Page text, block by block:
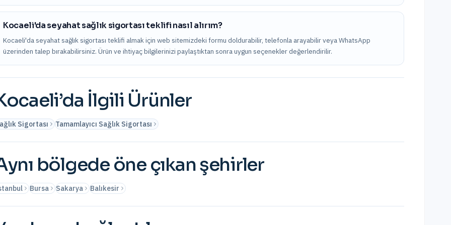
Kocaeli'da seyahat sağlık sigortası teklifi nasıl alırım?
Kocaeli'da seyahat sağlık sigortası teklifi almak için web sitemizdeki formu doldurabilir, telefonla arayabilir veya WhatsApp
üzerinden talep bırakabilirsiniz. Ürün ve ihtiyaç bilgilerinizi paylaştıktan sonra uygun seçenekler değerlendirilir.
’da İlgili Ürünler
Sigortası Tamamlayıcı Sağlık Sigortası
bölgede öne çıkan şehirler
Bursa Sakarya Balıkesir